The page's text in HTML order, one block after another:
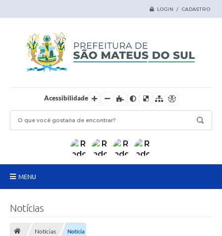
LOGIN / CADASTRO
Acessibilidade
MENU
Notícias
Notícias Notícia